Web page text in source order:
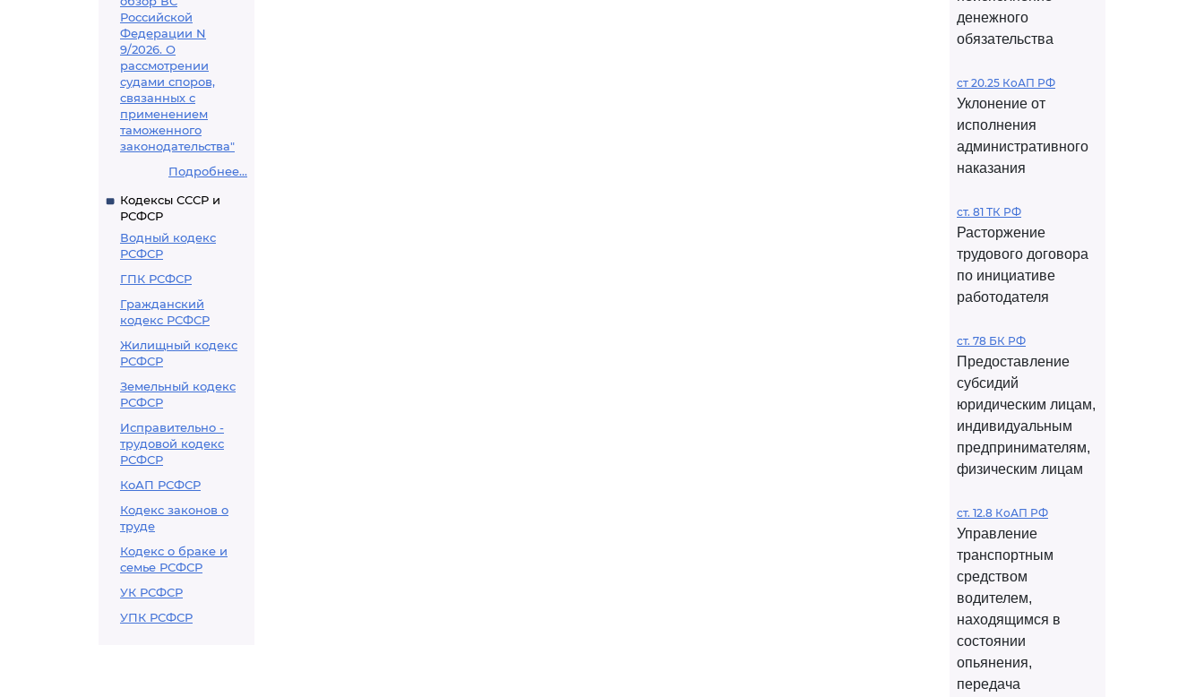
Российской
Федерации N
9/2026. О
рассмотрении
судами споров,
связанных с
применением
таможенного
законодательства"
Подробнее...
Кодексы СССР и
РСФСР
Водный кодекс
РСФСР
ГПК РСФСР
Гражданский
кодекс РСФСР
Жилищный кодекс
РСФСР
Земельный кодекс
РСФСР
Исправительно -
трудовой кодекс
РСФСР
КоАП РСФСР
Кодекс законов о
труде
Кодекс о браке и
семье РСФСР
УК РСФСР
УПК РСФСР
денежного
обязательства
ст 20.25 КоАП РФ
Уклонение от
исполнения
административного
наказания
ст. 81 ТК РФ
Расторжение
трудового договора
по инициативе
работодателя
ст. 78 БК РФ
Предоставление
субсидий
юридическим лицам,
индивидуальным
предпринимателям,
физическим лицам
ст. 12.8 КоАП РФ
Управление
транспортным
средством
водителем,
находящимся в
состоянии
опьянения,
передача